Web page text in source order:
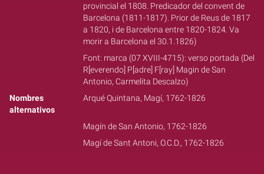
provincial el 1808. Predicador del convent de
Barcelona (1811-1817). Prior de Reus de 1817
a 1820, i de Barcelona entre 1820-1824. Va
morir a Barcelona el 30.1.1826)
Font: marca (07 XVIII-4715): verso portada (Del
R[everendo] P[adre] F[ray] Magin de San
Antonio, Carmelita Descalzo)
Nombres
alternativos
Arqué Quintana, Magí, 1762-1826
Magín de San Antonio, 1762-1826
Magí de Sant Antoni, O.C.D., 1762-1826